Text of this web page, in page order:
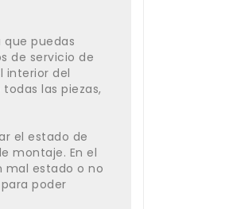
puedas
de servicio de
interior del
las piezas,
el estado de
montaje. En el
mal estado o no
poder